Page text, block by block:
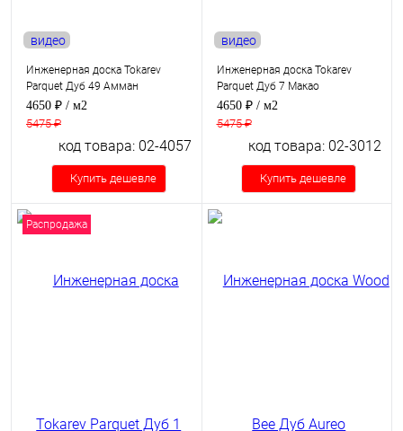
видео
Инженерная доска Tokarev
Parquet Дуб 49 Амман
4650 ₽ / м2
5475 ₽
код товара: 02-4057
Купить дешевле
видео
Инженерная доска Tokarev
Parquet Дуб 7 Макао
4650 ₽ / м2
5475 ₽
код товара: 02-3012
Купить дешевле
Распродажа